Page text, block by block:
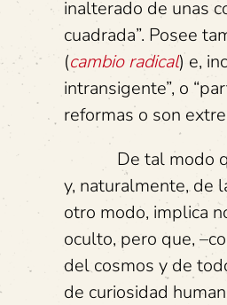
inalterado de unas
cuadrada”. Posee
(cambio radical) e,
intransigente”, o
reformas o son
De tal modo que
y, naturalmente, de
otro modo, implica
oculto, pero que,
del cosmos y de
de curiosidad